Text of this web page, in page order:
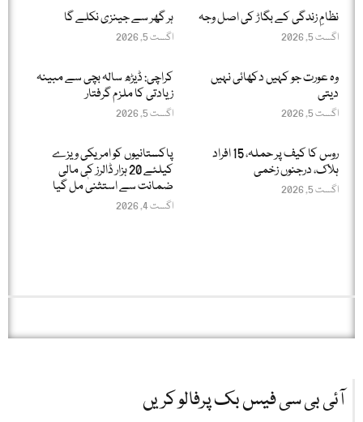
نظامِ زندگی کے بگاڑ کی اصل وجہ
اگست 5, 2026
ہر گھر سے جینزی نکلے گا
اگست 5, 2026
وہ عورت جو کہیں دکھائی نہیں
دیتی
اگست 5, 2026
کراچی: ڈیڑھ سالہ بچی سے مبینہ
زیادتی کا ملزم گرفتار
اگست 5, 2026
روس کا کیف پر حملہ، 15 افراد
ہلاک، درجنوں زخمی
اگست 5, 2026
پاکستانیوں کو امریکی ویزے
کیلئے 20 ہزار ڈالرز کی مالی
ضمانت سے استثنیٰ مل گیا
اگست 4, 2026
آئی بی سی فیس بک پرفالو کریں